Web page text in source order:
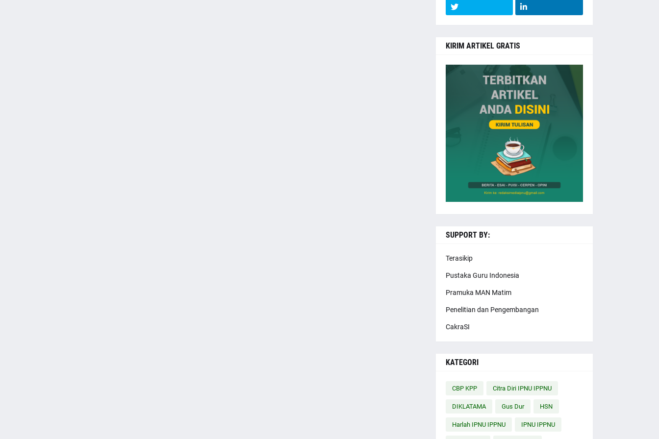
KIRIM ARTIKEL GRATIS
SUPPORT BY:
Terasikip
Pustaka Guru Indonesia
Pramuka MAN Matim
Penelitian dan Pengembangan
CakraSI
KATEGORI
CBP KPP Citra Diri IPNU IPPNU
DIKLATAMA Gus Dur HSN
Harlah IPNU IPPNU IPNU IPPNU